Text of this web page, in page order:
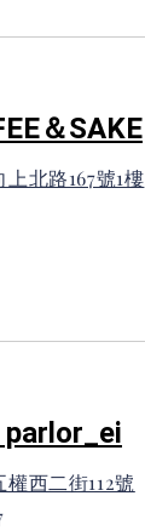
＆SAKE
北路167號1樓
西二街112號